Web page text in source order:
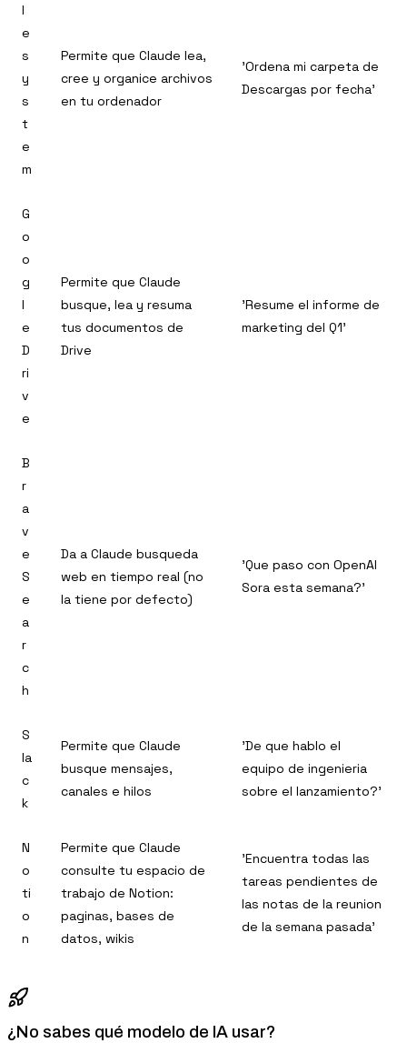
l
e
s
y
s
t
e
m
Permite que Claude lea,
cree y organice archivos
en tu ordenador
'Ordena mi carpeta de
Descargas por fecha'
G
o
o
g
l
e
D
ri
v
e
Permite que Claude
busque, lea y resuma
tus documentos de
Drive
'Resume el informe de
marketing del Q1'
B
r
a
v
e
S
e
a
r
c
h
Da a Claude busqueda
web en tiempo real (no
la tiene por defecto)
'Que paso con OpenAI
Sora esta semana?'
S
la
c
k
Permite que Claude
busque mensajes,
canales e hilos
'De que hablo el
equipo de ingenieria
sobre el lanzamiento?'
N
o
ti
o
n
Permite que Claude
consulte tu espacio de
trabajo de Notion:
paginas, bases de
datos, wikis
'Encuentra todas las
tareas pendientes de
las notas de la reunion
de la semana pasada'
¿No sabes qué modelo de IA usar?